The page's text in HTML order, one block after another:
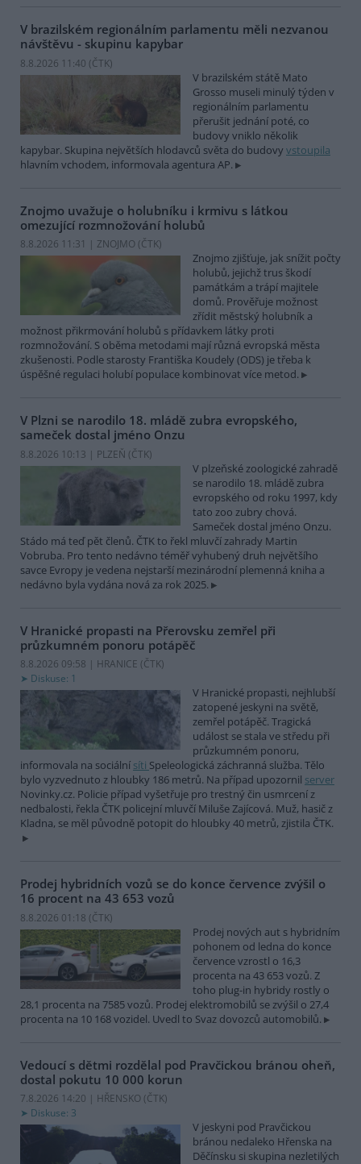
V brazilském regionálním parlamentu měli nezvanou
návštěvu - skupinu kapybar
8.8.2026 11:40 (ČTK)
V brazilském státě Mato
Grosso museli minulý týden v
regionálním parlamentu
přerušit jednání poté, co
budovy vniklo několik
kapybar. Skupina největších hlodavců světa do budovy vstoupila
hlavním vchodem, informovala agentura AP.
Znojmo uvažuje o holubníku i krmivu s látkou
omezující rozmnožování holubů
8.8.2026 11:31 | ZNOJMO (ČTK)
Znojmo zjišťuje, jak snížit počty
holubů, jejichž trus škodí
památkám a trápí majitele
domů. Prověřuje možnost
zřídit městský holubník a
možnost přikrmování holubů s přídavkem látky proti
rozmnožování. S oběma metodami mají různá evropská města
zkušenosti. Podle starosty Františka Koudely (ODS) je třeba k
úspěšné regulaci holubí populace kombinovat více metod.
V Plzni se narodilo 18. mládě zubra evropského,
sameček dostal jméno Onzu
8.8.2026 10:13 | PLZEŇ (ČTK)
V plzeňské zoologické zahradě
se narodilo 18. mládě zubra
evropského od roku 1997, kdy
tato zoo zubry chová.
Sameček dostal jméno Onzu.
Stádo má teď pět členů. ČTK to řekl mluvčí zahrady Martin
Vobruba. Pro tento nedávno téměř vyhubený druh největšího
savce Evropy je vedena nejstarší mezinárodní plemenná kniha a
nedávno byla vydána nová za rok 2025.
V Hranické propasti na Přerovsku zemřel při
průzkumném ponoru potápěč
8.8.2026 09:58 | HRANICE (ČTK)
Diskuse: 1
V Hranické propasti, nejhlubší
zatopené jeskyni na světě,
zemřel potápěč. Tragická
událost se stala ve středu při
průzkumném ponoru,
informovala na sociální síti Speleologická záchranná služba. Tělo
bylo vyzvednuto z hloubky 186 metrů. Na případ upozornil server
Novinky.cz. Policie případ vyšetřuje pro trestný čin usmrcení z
nedbalosti, řekla ČTK policejní mluvčí Miluše Zajícová. Muž, hasič z
Kladna, se měl původně potopit do hloubky 40 metrů, zjistila ČTK.
Prodej hybridních vozů se do konce července zvýšil o
16 procent na 43 653 vozů
8.8.2026 01:18 (ČTK)
Prodej nových aut s hybridním
pohonem od ledna do konce
července vzrostl o 16,3
procenta na 43 653 vozů. Z
toho plug-in hybridy rostly o
28,1 procenta na 7585 vozů. Prodej elektromobilů se zvýšil o 27,4
procenta na 10 168 vozidel. Uvedl to Svaz dovozců automobilů.
Vedoucí s dětmi rozdělal pod Pravčickou bránou oheň,
dostal pokutu 10 000 korun
7.8.2026 14:20 | HŘENSKO (ČTK)
Diskuse: 3
V jeskyni pod Pravčickou
bránou nedaleko Hřenska na
Děčínsku si skupina nezletilých